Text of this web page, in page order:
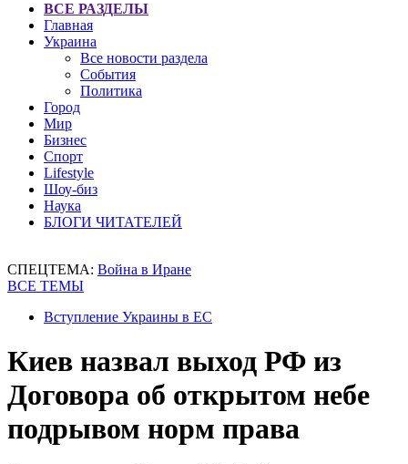
ВСЕ РАЗДЕЛЫ
Главная
Украина
Все новости раздела
События
Политика
Город
Мир
Бизнес
Спорт
Lifestyle
Шоу-биз
Наука
БЛОГИ ЧИТАТЕЛЕЙ
СПЕЦТЕМА: Война в Иране
ВСЕ ТЕМЫ
Вступление Украины в ЕС
Киев назвал выход РФ из
Договора об открытом небе
подрывом норм права